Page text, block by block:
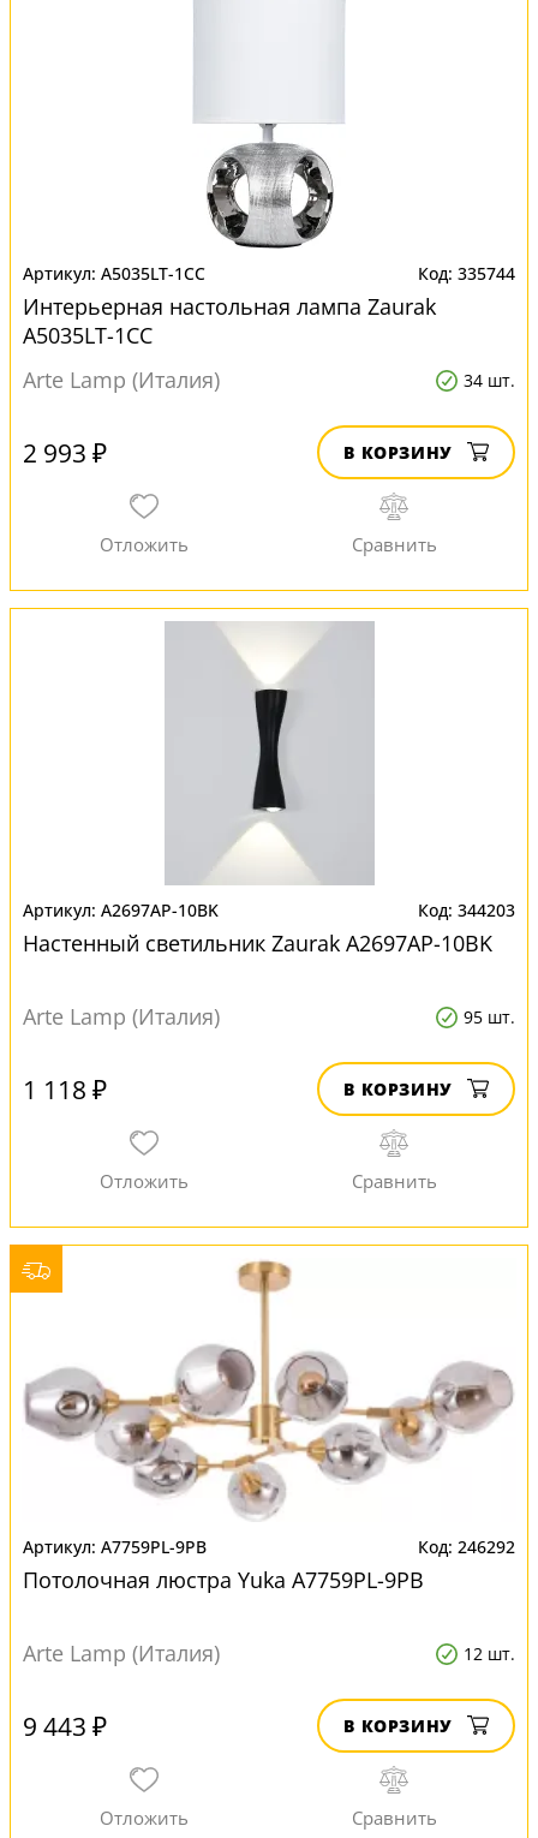
A5035LT-1CC 335744
Интерьерная настольная лампа Zaurak
A5035LT-1CC
Arte Lamp (Италия)
34 шт.
2 993 ₽ В КОРЗИНУ
A2697AP-10BK 344203
Настенный светильник Zaurak A2697AP-10BK
Arte Lamp (Италия) 95 шт.
1 118 ₽ В КОРЗИНУ
A7759PL-9PB 246292
Потолочная люстра Yuka A7759PL-9PB
Arte Lamp (Италия) 12 шт.
9 443 ₽ В КОРЗИНУ